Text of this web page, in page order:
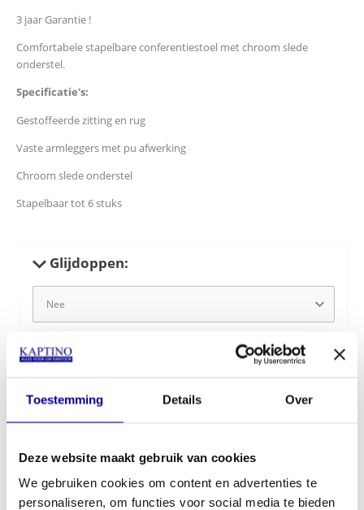
Toestemming Details Over
Deze website maakt gebruik van cookies
We gebruiken cookies om content en advertenties te
personaliseren, om functies voor social media te bieden
3 jaar Garantie !
Comfortabele stapelbare conferentiestoel met chroom slede
onderstel.
Specificatie's:
Gestoffeerde zitting en rug
Vaste armleggers met pu afwerking
Chroom slede onderstel
Stapelbaar tot 6 stuks
Glijdoppen:
Lederen armleggers:
€259,00
In mijn winkelwagen